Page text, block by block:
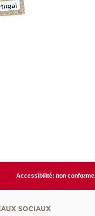
Accessibilité: non conforme
SOCIAUX